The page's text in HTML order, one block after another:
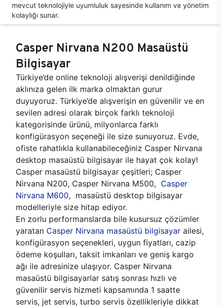
mevcut teknolojiyle uyumluluk sayesinde kullanım ve yönetim
kolaylığı sunar.
Casper Nirvana N200 Masaüstü
Bilgisayar
Türkiye’de online teknoloji alışverişi denildiğinde
aklınıza gelen ilk marka olmaktan gurur
duyuyoruz. Türkiye’de alışverişin en güvenilir ve en
sevilen adresi olarak birçok farklı teknoloji
kategorisinde ürünü, milyonlarca farklı
konfigürasyon seçeneği ile size sunuyoruz. Evde,
ofiste rahatlıkla kullanabileceğiniz Casper Nirvana
desktop masaüstü bilgisayar ile hayat çok kolay!
Casper masaüstü bilgisayar çeşitleri; Casper
Nirvana N200, Casper Nirvana M500, Casper
Nirvana M600, masaüstü desktop bilgisayar
modelleriyle size hitap ediyor.
En zorlu performanslarda bile kusursuz çözümler
yaratan Casper Nirvana masaüstü bilgisayar ailesi,
konfigürasyon seçenekleri, uygun fiyatları, cazip
ödeme koşulları, taksit imkanları ve geniş kargo
ağı ile adresinize ulaşıyor. Casper Nirvana
masaüstü bilgisayarlar satış sonrası hızlı ve
güvenilir servis hizmeti kapsamında 1 saatte
servis, jet servis, turbo servis özellikleriyle dikkat